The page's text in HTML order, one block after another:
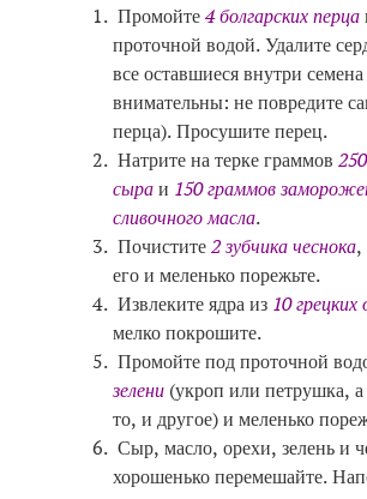
Промойте4 болгарских перца
проточной водой. Удалите
все оставшиеся внутри семена
внимательны: не повредите
перца). Просушите перец.
Натрите на терке граммов
сыраи 150 граммов
сливочного масла.
Почистите2 зубчика чеснока,
его и меленько порежьте.
Извлеките ядра из 10 грецких
мелко покрошите.
Промойте под проточной
зелени (укроп или петрушка,
то, и другое) и меленько
Сыр, масло, орехи, зелень и
хорошенько перемешайте.